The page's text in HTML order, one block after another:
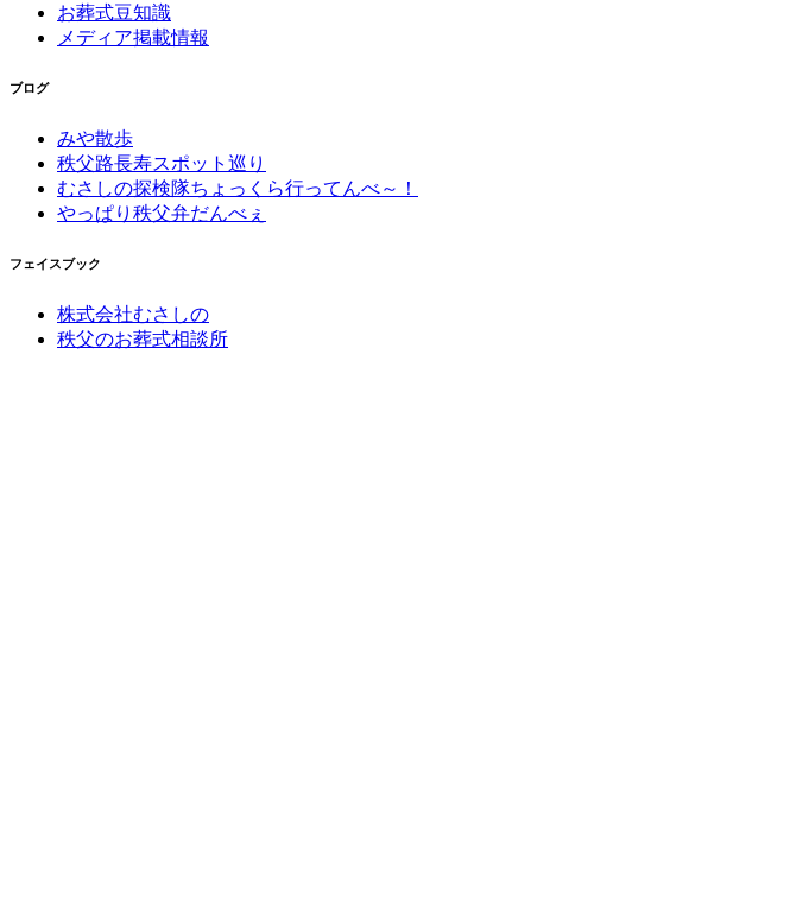
お葬式豆知識
メディア掲載情報
ブログ
みや散歩
秩父路長寿スポット巡り
むさしの探検隊ちょっくら行ってんべ～！
やっぱり秩父弁だんべぇ
フェイスブック
株式会社むさしの
秩父のお葬式相談所